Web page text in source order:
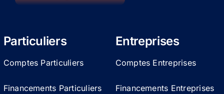
Particuliers
Comptes Particuliers
Financements Particuliers
Entreprises
Comptes Entreprises
Financements Entreprises